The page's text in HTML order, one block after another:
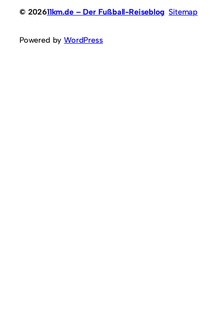
© 202611km.de – Der Fußball-Reiseblog Sitemap
Powered byWordPress